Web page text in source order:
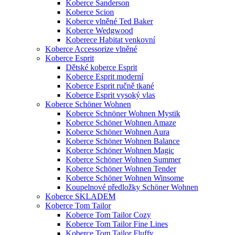
Koberce Sanderson
Koberce Scion
Koberce vlněné Ted Baker
Koberce Wedgwood
Koberece Habitat venkovní
Koberce Accessorize vlněné
Koberce Esprit
Dětské koberce Esprit
Koberce Esprit moderní
Koberce Esprit ručně tkané
Koberce Esprit vysoký vlas
Koberce Schöner Wohnen
Koberce Schnöner Wohnen Mystik
Koberce Schöner Wohnen Amaze
Koberce Schöner Wohnen Aura
Koberce Schöner Wohnen Balance
Koberce Schöner Wohnen Magic
Koberce Schöner Wohnen Summer
Koberce Schöner Wohnen Tender
Koberce Schöner Wohnen Winsome
Koupelnové předložky Schöner Wohnen
Koberce SKLADEM
Koberce Tom Tailor
Koberce Tom Tailor Cozy
Koberce Tom Tailor Fine Lines
Koberce Tom Tailor Fluffy